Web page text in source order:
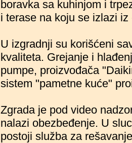
boravka sa kuhinjom i
i terase na koju se izlazi
U izgradnji su korišćeni
kvaliteta. Grejanje i
pumpe, proizvođača
sistem "pametne kuće"
Zgrada je pod video
nalazi obezbeđenje. U
postoji služba za